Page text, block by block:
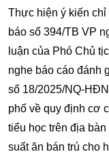
Thực hiện ý kiến
báo số 394/TB VP
luận của Phó Chủ
nghe báo cáo đánh
số 18/2025/NQ-
phố về quy định cơ
tiểu học trên địa
suất ăn bán trú cho